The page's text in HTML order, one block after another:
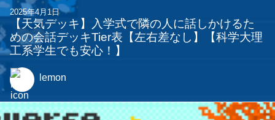
2025年4月1日
【天気デッキ】入学式で隣の人に話しかけるた
めの会話デッキTier表【左右差なし】【科学大理
工系学生でも安心！】
lemon